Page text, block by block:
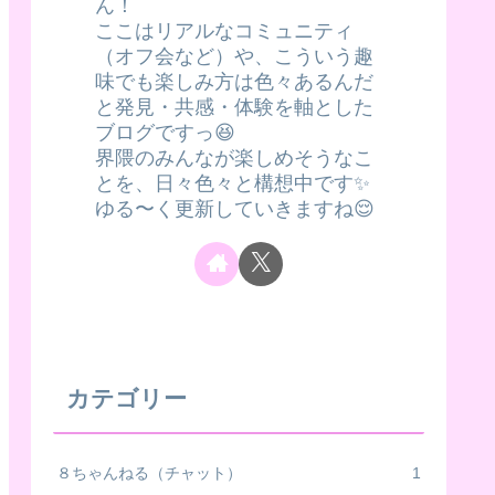
ん！
ここはリアルなコミュニティ
（オフ会など）や、こういう趣
味でも楽しみ方は色々あるんだ
と発見・共感・体験を軸とした
ブログですっ😆
界隈のみんなが楽しめそうなこ
とを、日々色々と構想中です✨
ゆる〜く更新していきますね😌
カテゴリー
８ちゃんねる（チャット） 1